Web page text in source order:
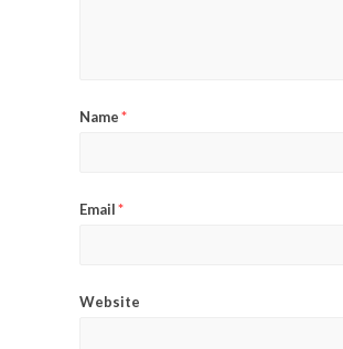
Name*
Email*
Website